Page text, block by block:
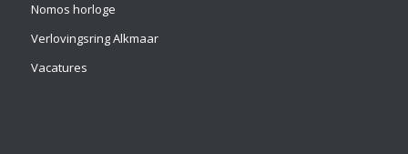
Nomos horloge
Verlovingsring Alkmaar
Vacatures